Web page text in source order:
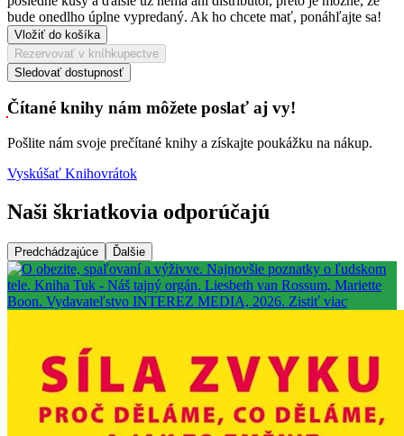
bude onedlho úplne vypredaný. Ak ho chcete mať, ponáhľajte sa!
Vložiť do košíka
Rezervovať v kníhkupectve
Sledovať dostupnosť
Čítané knihy nám môžete poslať aj vy!
Pošlite nám svoje prečítané knihy a získajte poukážku na nákup.
Vyskúšať Knihovrátok
Naši škriatkovia odporúčajú
Predchádzajúce Ďalšie